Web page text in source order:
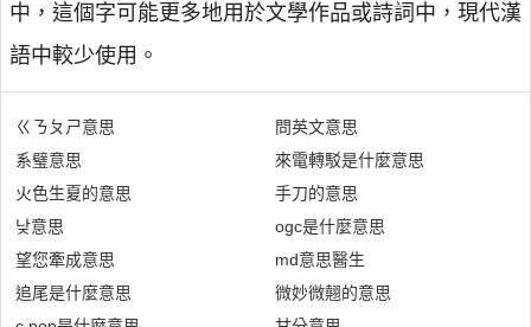
中，這個字可能更多地用於文學作品或詩詞中，現代漢
語中較少使用。
ㄍㄋㄆㄕ意思
系璧意思
火色生夏的意思
낮意思
望您牽成意思
追尾是什麼意思
問英文意思
來電轉駁是什麼意思
手刀的意思
ogc是什麼意思
md意思醫生
微妙微翹的意思